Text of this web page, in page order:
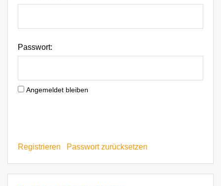
Passwort:
Angemeldet bleiben
Registrieren Passwort zurücksetzen